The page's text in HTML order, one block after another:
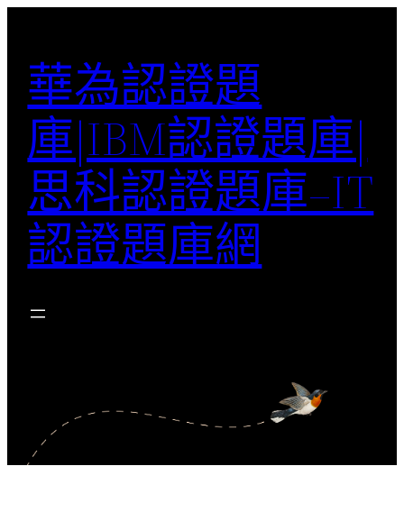
華為認證題
庫|IBM認證題庫|
思科認證題庫–IT
認證題庫網